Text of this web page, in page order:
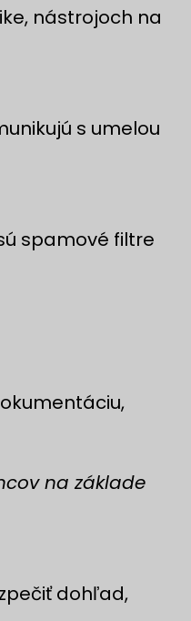
nástrojoch na
s umelou
spamové filtre
na základe
dohľad,